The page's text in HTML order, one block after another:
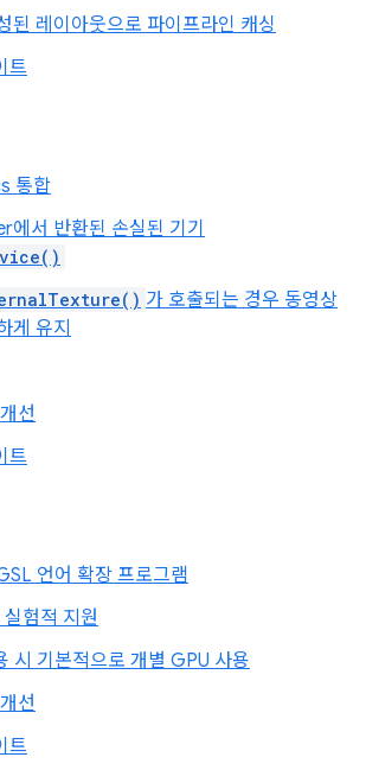
된 레이아웃으로 파이프라인 캐싱
트
통합
서 반환된 손실된 기기
가 호출되는 경우 동영상
게 유지
선
트
언어 확장 프로그램
험적 지원
시 기본적으로 개별 GPU 사용
선
트